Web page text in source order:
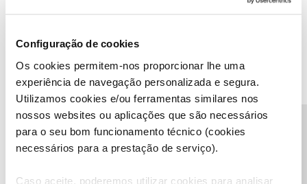
Configuração de cookies
Os cookies permitem-nos proporcionar lhe uma
experiência de navegação personalizada e segura.
Utilizamos cookies e/ou ferramentas similares nos
nossos websites ou aplicações que são necessários
para o seu bom funcionamento técnico (cookies
necessários para a prestação de serviço).
Caso aceite, poderemos utilizar cookies para analisar
Miguel horta Forum|Forum|9 years ago
Latência 51???? Algo não esta bem.... vives a onde? Em Espanha
ou França?
V 2 pessoas gostaram